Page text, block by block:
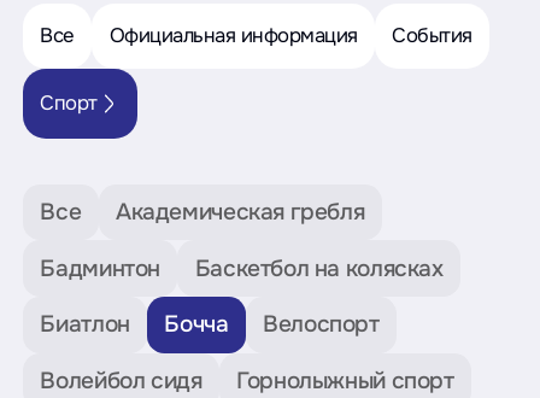
Все Официальная информация События
Спорт
Все
Академическая гребля
Бадминтон
Баскетбол на колясках
Биатлон
Бочча
Велоспорт
Волейбол сидя
Горнолыжный спорт